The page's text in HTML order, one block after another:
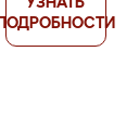
УЗНАТЬ
ПОДРОБНОСТИ